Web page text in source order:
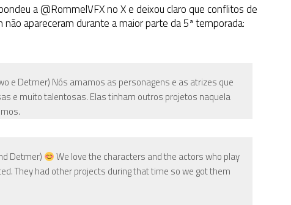
a @RommelVFX no X e deixou claro que conflitos de
apareceram durante a maior parte da 5ª temporada:
e Detmer) Nós amamos as personagens e as atrizes que
e muito talentosas. Elas tinham outros projetos naquela
Detmer)
We love the characters and the actors who play
They had other projects during that time so we got them